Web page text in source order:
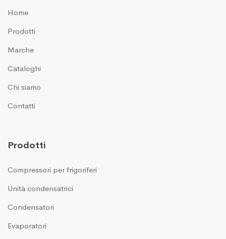
Home
Prodotti
Marche
Cataloghi
Chi siamo
Contatti
Prodotti
Compressori per frigoriferi
Unità condensatrici
Condensatori
Evaporatori